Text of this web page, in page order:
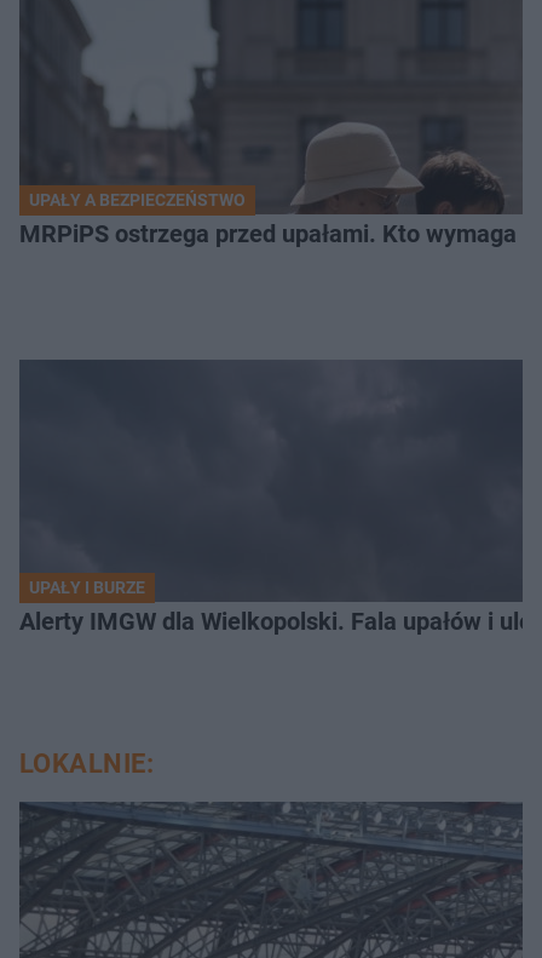
UPAŁY A BEZPIECZEŃSTWO
MRPiPS ostrzega przed upałami. Kto wymaga
UPAŁY I BURZE
Alerty IMGW dla Wielkopolski. Fala upałów i
LOKALNIE: